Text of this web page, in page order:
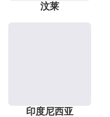
汶莱
印度尼西亚